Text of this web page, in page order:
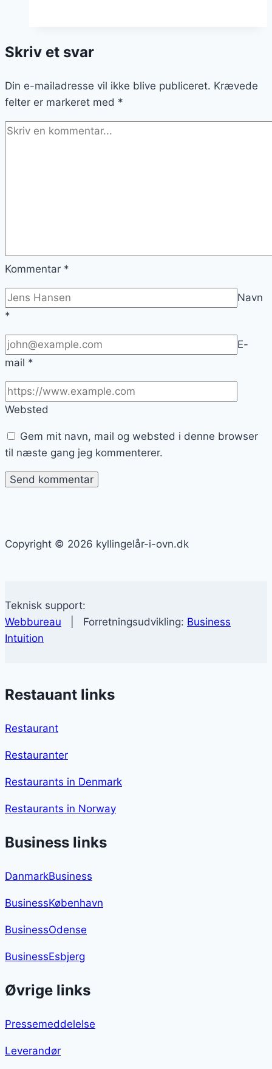
rosmarin
citron
Skriv et svar
Din e-mailadresse vil ikke blive publiceret. Krævede
felter er markeret med *
Kommentar *
Navn
*
E-
mail *
Websted
Gem mit navn, mail og websted i denne browser
til næste gang jeg kommenterer.
Copyright © 2026 kyllingelår-i-ovn.dk
Teknisk support:
Webbureau | Forretningsudvikling: Business
Intuition
Restauant links
Restaurant
Restauranter
Restaurants in Denmark
Restaurants in Norway
Business links
DanmarkBusiness
BusinessKøbenhavn
BusinessOdense
BusinessEsbjerg
Øvrige links
Pressemeddelelse
Leverandør